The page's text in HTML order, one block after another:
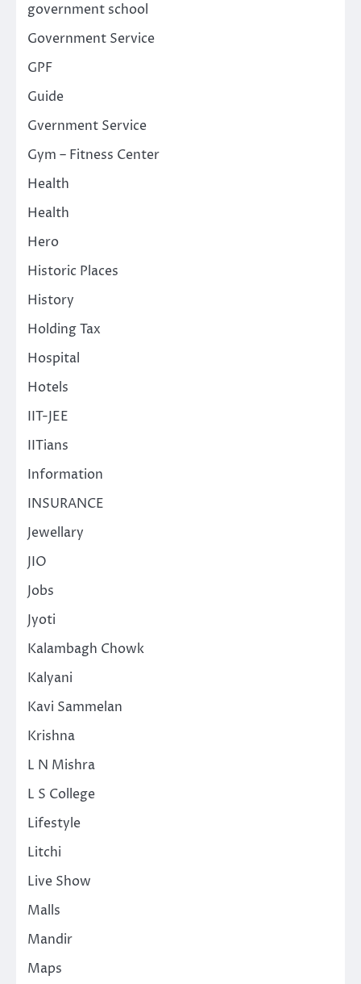
government school
Government Service
GPF
Guide
Gvernment Service
Gym – Fitness Center
Health
Health
Hero
Historic Places
History
Holding Tax
Hospital
Hotels
IIT-JEE
IITians
Information
INSURANCE
Jewellary
JIO
Jobs
Jyoti
Kalambagh Chowk
Kalyani
Kavi Sammelan
Krishna
L N Mishra
L S College
Lifestyle
Litchi
Live Show
Malls
Mandir
Maps